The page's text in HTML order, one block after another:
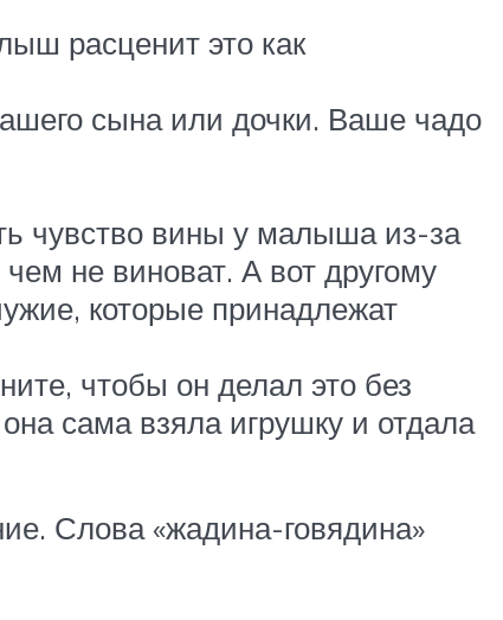
расценит это как
сына или дочки. Ваше чадо
чувство вины у малыша из-за
не виноват. А вот другому
которые принадлежат
чтобы он делал это без
сама взяла игрушку и отдала
Слова «жадина-говядина»